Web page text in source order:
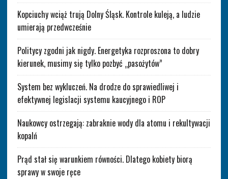
Kopciuchy wciąż trują Dolny Śląsk. Kontrole kuleją, a ludzie
umierają przedwcześnie
Politycy zgodni jak nigdy. Energetyka rozproszona to dobry
kierunek, musimy się tylko pozbyć „pasożytów”
System bez wykluczeń. Na drodze do sprawiedliwej i
efektywnej legislacji systemu kaucyjnego i ROP
Naukowcy ostrzegają: zabraknie wody dla atomu i rekultywacji
kopalń
Prąd stał się warunkiem równości. Dlatego kobiety biorą
sprawy w swoje ręce